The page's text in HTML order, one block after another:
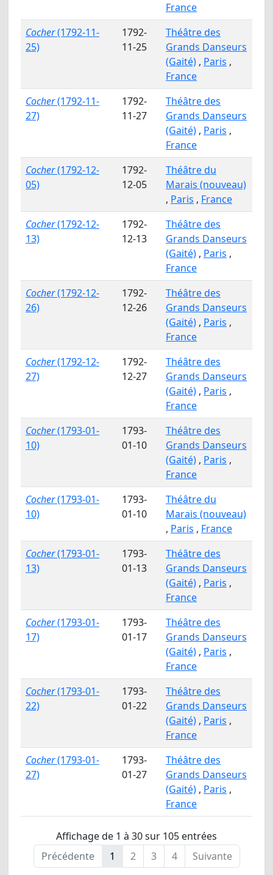
France
Cocher(1792-11-
25)
1792-
11-25
Théâtre des
Grands Danseurs
(Gaité) , Paris ,
France
Cocher(1792-11-
27)
1792-
11-27
Théâtre des
Grands Danseurs
(Gaité) , Paris ,
France
Cocher(1792-12-
05)
1792-
12-05
Théâtre du
Marais (nouveau)
, Paris , France
Cocher(1792-12-
13)
1792-
12-13
Théâtre des
Grands Danseurs
(Gaité) , Paris ,
France
Cocher(1792-12-
26)
1792-
12-26
Théâtre des
Grands Danseurs
(Gaité) , Paris ,
France
Cocher(1792-12-
27)
1792-
12-27
Théâtre des
Grands Danseurs
(Gaité) , Paris ,
France
Cocher(1793-01-
10)
1793-
01-10
Théâtre des
Grands Danseurs
(Gaité) , Paris ,
France
Cocher(1793-01-
10)
1793-
01-10
Théâtre du
Marais (nouveau)
, Paris , France
Cocher(1793-01-
13)
1793-
01-13
Théâtre des
Grands Danseurs
(Gaité) , Paris ,
France
Cocher(1793-01-
17)
1793-
01-17
Théâtre des
Grands Danseurs
(Gaité) , Paris ,
France
Cocher(1793-01-
22)
1793-
01-22
Théâtre des
Grands Danseurs
(Gaité) , Paris ,
France
Cocher(1793-01-
27)
1793-
01-27
Théâtre des
Grands Danseurs
(Gaité) , Paris ,
France
Affichage de 1 à 30 sur 105 entrées
Précédente
1 2 3 4 Suivante